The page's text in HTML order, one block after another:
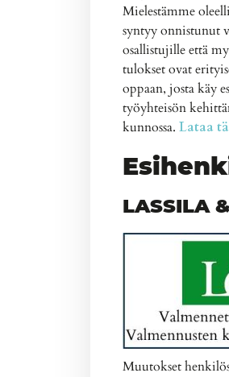
Mielestämme
syntyy onnistunut
osallistujille että
tulokset ovat
oppaan, josta käy
työyhteisön
kunnossa. Lataa
LASSILA
Muutokset